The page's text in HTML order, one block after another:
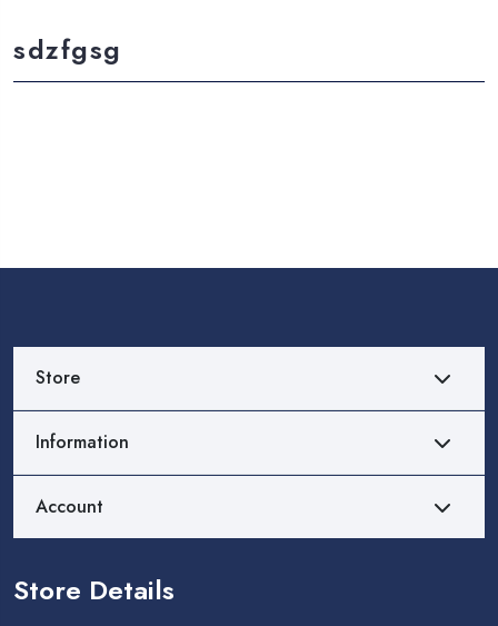
sdzfgsg
Store
Information
Account
Store Details